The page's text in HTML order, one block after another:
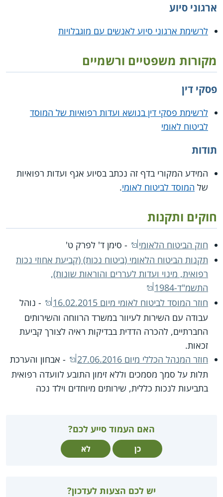
ארגוני סיוע
לרשימת ארגוני סיוע לאנשים עם מוגבלויות
מקורות משפטיים ורשמיים
פסקי דין
לרשימת פסקי דין בנושא ועדות רפואיות של המוסד
לביטוח לאומי
תודות
המידע המקורי בדף זה נכתב בסיוע אגף ועדות רפואיות
של המוסד לביטוח לאומי.
חוקים ותקנות
חוק הביטוח הלאומי
- סימן ד' לפרק ט'
תקנות הביטוח הלאומי (ביטוח נכות) (קביעת אחוזי נכות
רפואית, מינוי ועדות לעררים והוראות שונות),
התשמ"ד-1984
חוזר המוסד לביטוח לאומי מיום 16.02.2015
- נוהל
עבודה עם השירות לעיוור במשרד הרווחה והשירותים
החברתיים, להכרה הדדית בבדיקות ראיה לצורך קביעת
זכאות.
חוזר המנהל הכללי מיום 27.06.2016
- אבחון והערכת
תלות על סמך מסמכים וללא זימון התובע לוועדה רפואית
בתביעות לנכות כללית, שירותים מיוחדים וילד נכה
האם העמוד סייע לכם?
כן לא
יש לכם הצעות לעדכון?